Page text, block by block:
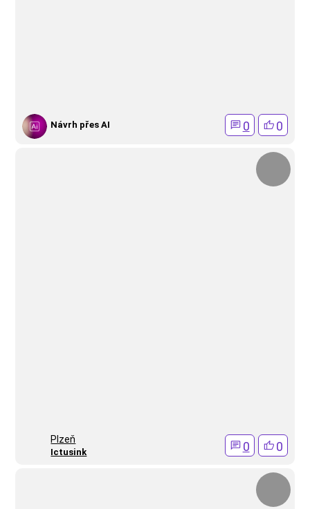
Návrh přes AI 0 0
Plzeň
Ictusink 0 0